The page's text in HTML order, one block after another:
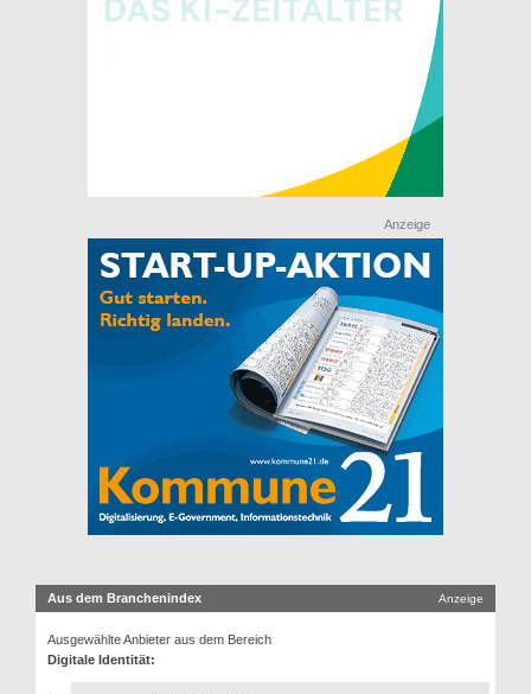
Anzeige
Aus dem Branchenindex Anzeige
Ausgewählte Anbieter aus dem Bereich
Digitale Identität: